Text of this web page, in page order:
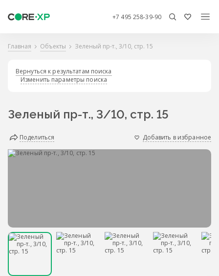
+7 495 258-39-90
Главная Объекты Зеленый пр-т., 3/10, стр. 15
Вернуться к результатам поиска
Изменить параметры поиска
Зеленый пр-т., 3/10, стр. 15
Поделиться Добавить в избранное